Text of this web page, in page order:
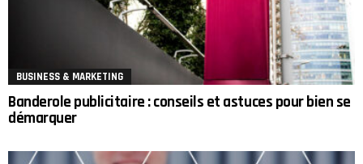
BUSINESS & MARKETING
Banderole publicitaire : conseils et astuces pour bien se
démarquer